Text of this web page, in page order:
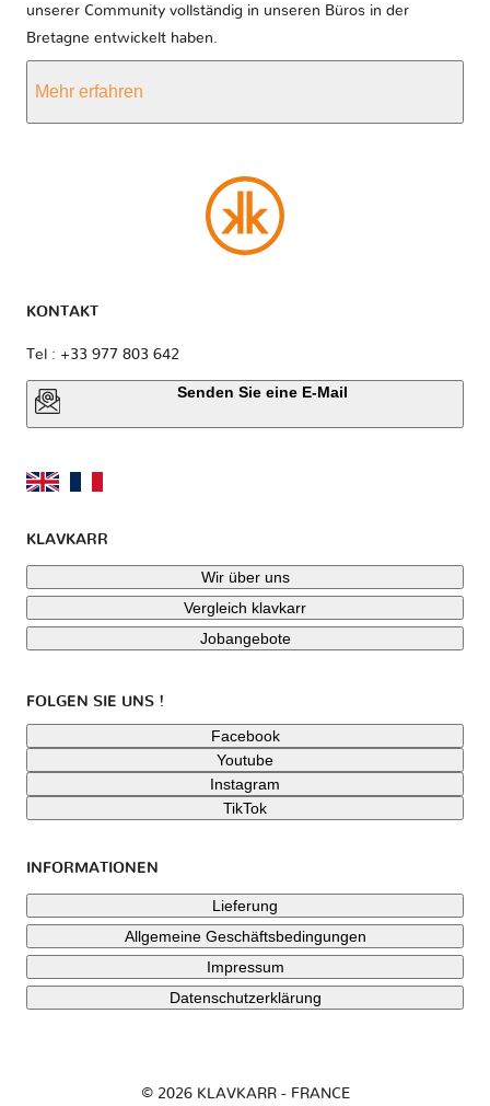
unserer Community vollständig in unseren Büros in der
Bretagne entwickelt haben.
Mehr erfahren
KONTAKT
Tel : +33 977 803 642
Senden Sie eine E-Mail
KLAVKARR
Wir über uns
Vergleich klavkarr
Jobangebote
FOLGEN SIE UNS !
Facebook
Youtube
Instagram
TikTok
INFORMATIONEN
Lieferung
Allgemeine Geschäftsbedingungen
Impressum
Datenschutzerklärung
© 2026 KLAVKARR - FRANCE